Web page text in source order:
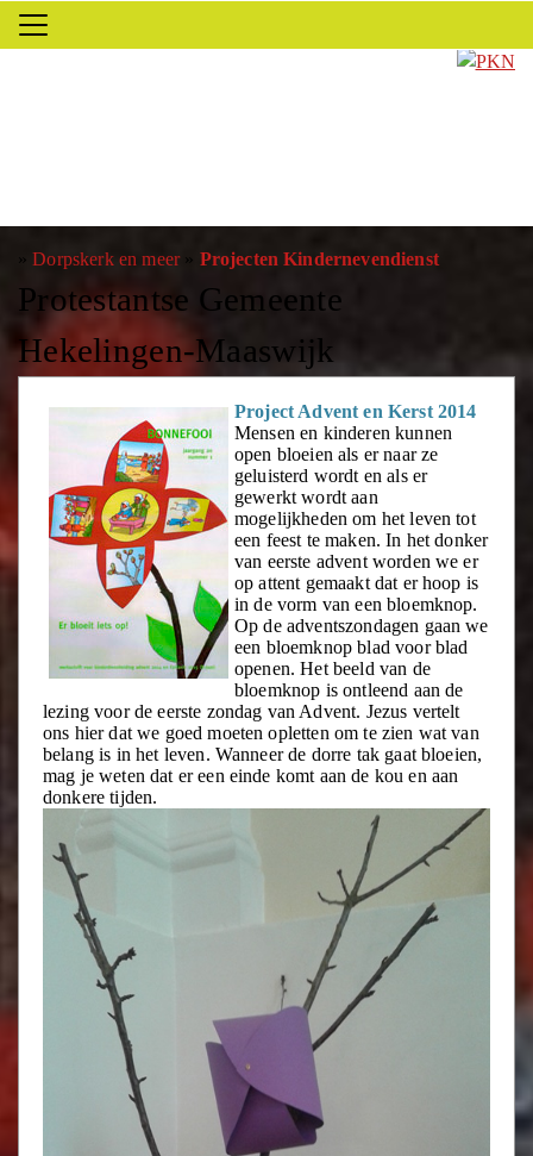
»Dorpskerk en meer» Projecten Kindernevendienst
Protestantse Gemeente
Hekelingen-Maaswijk
Project Advent en Kerst 2014
Mensen en kinderen kunnen
open bloeien als er naar ze
geluisterd wordt en als er
gewerkt wordt aan
mogelijkheden om het leven tot
een feest te maken. In het donker
van eerste advent worden we er
op attent gemaakt dat er hoop is
in de vorm van een bloemknop.
Op de adventszondagen gaan we
een bloemknop blad voor blad
openen. Het beeld van de
bloemknop is ontleend aan de
lezing voor de eerste zondag van Advent. Jezus vertelt
ons hier dat we goed moeten opletten om te zien wat van
belang is in het leven. Wanneer de dorre tak gaat bloeien,
mag je weten dat er een einde komt aan de kou en aan
donkere tijden.